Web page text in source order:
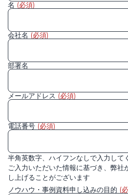
名 (必須)
会社名 (必須)
部署名
メールアドレス (必須)
電話番号 (必須)
半角英数字、ハイフンなしで入力して
ご入力いただいた情報に基づき、弊社
し上げることがございます
ノウハウ・事例資料申し込みの目的 (